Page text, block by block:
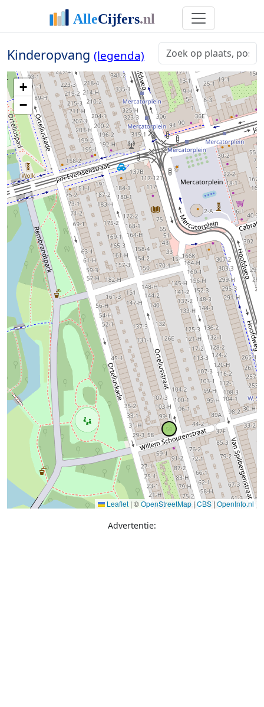
Kinderopvang (legenda)
+
−
Leaflet | ©OpenStreetMap | CBS | OpenInfo.nl
Advertentie: